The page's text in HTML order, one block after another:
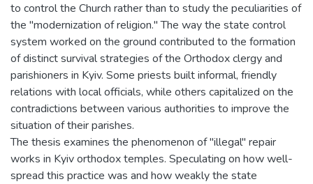
to control the Church rather than to study the peculiarities of
the "modernization of religion." The way the state control
system worked on the ground contributed to the formation
of distinct survival strategies of the Orthodox clergy and
parishioners in Kyiv. Some priests built informal, friendly
relations with local officials, while others capitalized on the
contradictions between various authorities to improve the
situation of their parishes.
The thesis examines the phenomenon of "illegal" repair
works in Kyiv orthodox temples. Speculating on how well-
spread this practice was and how weakly the state